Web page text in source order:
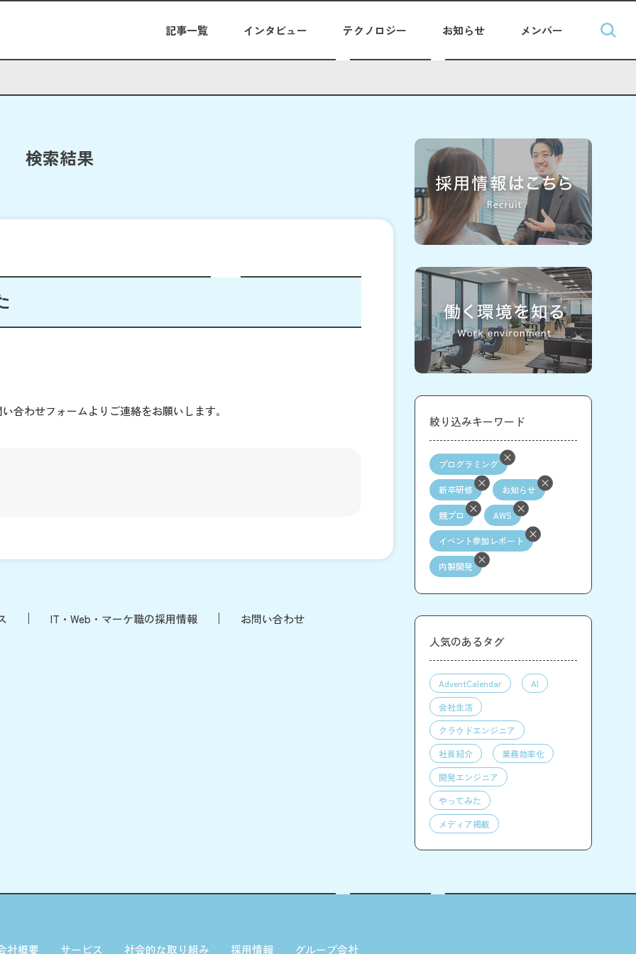
記事一覧 インタビュー テクノロジー お知らせ メンバー
検索結果
合わせフォームよりご連絡をお願いします。
IT・Web・マーケ職の採用情報 お問い合わせ
絞り込みキーワード
プログラミング
新卒研修 お知らせ
競プロ AWS
イベント参加レポート
内製開発
人気のあるタグ
AdventCalendar
AI
会社生活
クラウドエンジニア
社員紹介
業務効率化
開発エンジニア
やってみた
メディア掲載
社概要 サービス 社会的な取り組み 採用情報 グループ会社